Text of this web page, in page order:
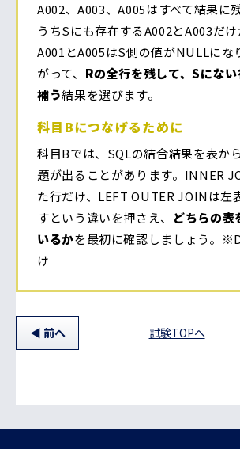
A002、A003、A005はすべて結果に
うちSにも存在するA002とA003だけ
A001とA005はS側の値がNULLにな
がって、 Rの全行を残して、Sにな
補う結果を選びます。
科目Bにつなげるために
科目Bでは、SQLの結合結果を表か
題が出ることがあります。INNER
た行だけ、LEFT OUTER JOINは左
すという違いを押さえ、 どちらの表
いるかを最初に確認しましょう。
け
前へ 試験TOPへ